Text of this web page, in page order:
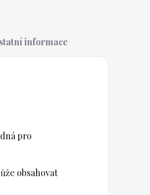
informace
pro
obsahovat